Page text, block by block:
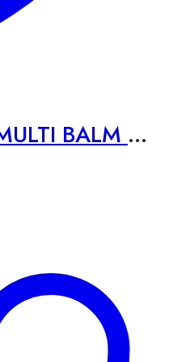
AQUA AMPOULE MULTI BALM – 10g